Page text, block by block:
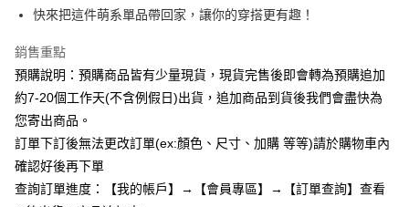
Google Pay
全支付
【關於「AFTEE先享後付」】
AFTEE先享後付是「在收到商品之後才付款」的支付方式。 讓您購物簡單
便利好安心！
１．簡單：不需註冊會員、不需綁卡、不需儲值。
２．便利：只要手機號碼，簡訊認證，即可結帳。
ATM付款
運送方式
快來把這件萌系單品帶回家，讓你的穿搭更有趣！
銷售重點
預購說明：預購商品皆有少量現貨，現貨完售後即會轉為預購追加
約7-20個工作天(不含例假日)出貨，追加商品到貨後我們會盡快為
您寄出商品。
訂單下訂後無法更改訂單(ex:顏色、尺寸、加購 等等)請於購物車內
確認好後再下單
查詢訂單進度：【我的帳戶】→【會員專區】→【訂單查詢】查看